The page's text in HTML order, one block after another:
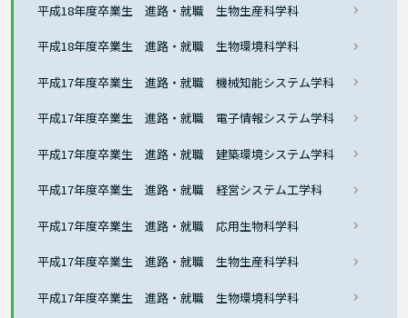
平成18年度卒業生 進路・就職 生物生産科学科
平成18年度卒業生 進路・就職 生物環境科学科
平成17年度卒業生 進路・就職 機械知能システム学科
平成17年度卒業生 進路・就職 電子情報システム学科
平成17年度卒業生 進路・就職 建築環境システム学科
平成17年度卒業生 進路・就職 経営システム工学科
平成17年度卒業生 進路・就職 応用生物科学科
平成17年度卒業生 進路・就職 生物生産科学科
平成17年度卒業生 進路・就職 生物環境科学科